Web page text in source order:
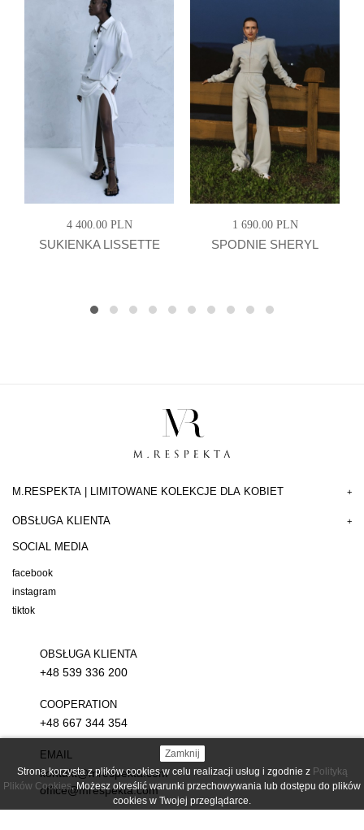
Zamknij
Strona korzysta z plików cookies w celu realizacji usług i zgodnie z Polityką
Plików Cookies. Możesz określić warunki przechowywania lub dostępu do plików
cookies w Twojej przeglądarce.
4 400.00 PLN
SUKIENKA LISSETTE
1 690.00 PLN
SPODNIE SHERYL
M.RESPEKTA | LIMITOWANE KOLEKCJE DLA KOBIET +
OBSŁUGA KLIENTA +
SOCIAL MEDIA
facebook
instagram
tiktok
OBSŁUGA KLIENTA
+48 539 336 200
COOPERATION
+48 667 344 354
EMAIL
kontakt@mrespekta.com
office@mrespekta.com